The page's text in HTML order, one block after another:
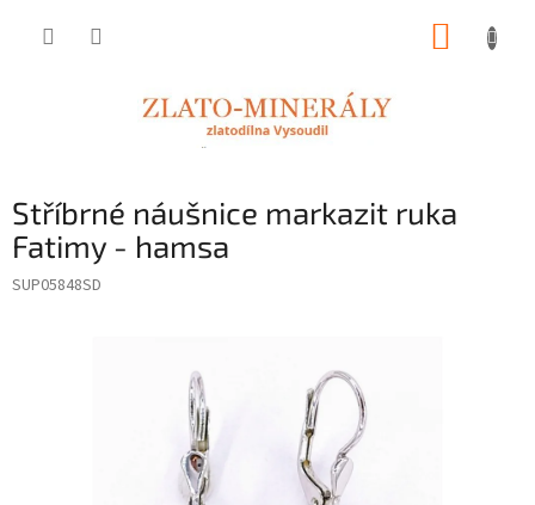
Stříbrné náušnice markazit ruka
Fatimy - hamsa
SUP05848SD